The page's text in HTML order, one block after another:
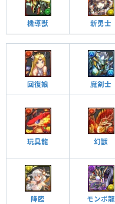
機導獣 新勇士
回復娘 魔剣士
玩具龍 幻獣
降臨 モンポ龍